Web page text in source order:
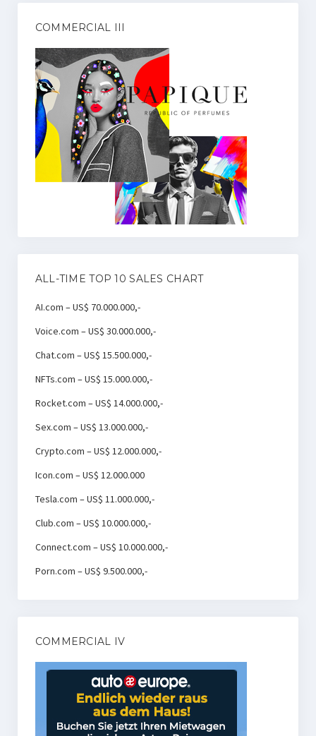
COMMERCIAL III
ALL-TIME TOP 10 SALES CHART
AI.com – US$ 70.000.000,-
Voice.com – US$ 30.000.000,-
Chat.com – US$ 15.500.000,-
NFTs.com – US$ 15.000.000,-
Rocket.com – US$ 14.000.000,-
Sex.com – US$ 13.000.000,-
Crypto.com – US$ 12.000.000,-
Icon.com – US$ 12.000.000
Tesla.com – US$ 11.000.000,-
Club.com – US$ 10.000.000,-
Connect.com – US$ 10.000.000,-
Porn.com – US$ 9.500.000,-
COMMERCIAL IV